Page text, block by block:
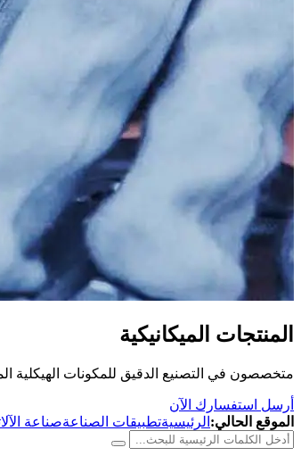
المنتجات الميكانيكية
متخصصون في التصنيع الدقيق للمكونات الهيكلية
أرسل استفسارك الآن
الموقع الحالي: الرئيسيةتطبيقات الصناعةصناعة